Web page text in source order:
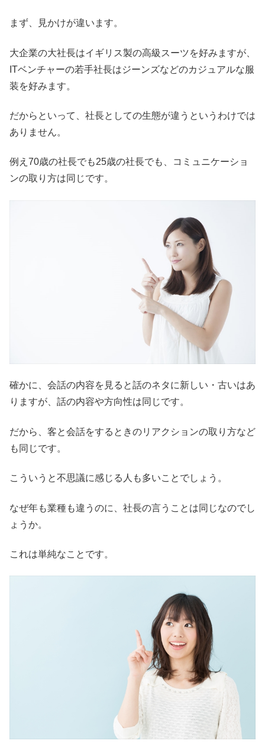
まず、見かけが違います。
大企業の大社長はイギリス製の高級スーツを好みますが、
ITベンチャーの若手社長はジーンズなどのカジュアルな服
装を好みます。
だからといって、社長としての生態が違うというわけでは
ありません。
例え70歳の社長でも25歳の社長でも、コミュニケーショ
ンの取り方は同じです。
確かに、会話の内容を見ると話のネタに新しい・古いはあ
りますが、話の内容や方向性は同じです。
だから、客と会話をするときのリアクションの取り方など
も同じです。
こういうと不思議に感じる人も多いことでしょう。
なぜ年も業種も違うのに、社長の言うことは同じなのでし
ょうか。
これは単純なことです。